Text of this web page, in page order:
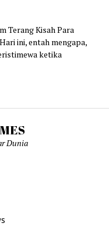
Terang Kisah Para
ini, entah mengapa,
ketika
Dunia